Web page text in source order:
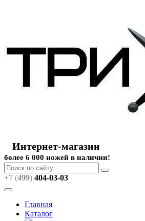
Интернет-магазин
более 6 000 ножей в наличии!
+7 (499) 404-03-03
Главная
Каталог